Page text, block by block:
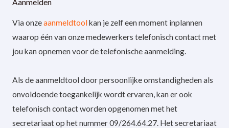
Aanmelden
Via onzeaanmeldtoolkan je zelf een moment inplannen
waarop één van onze medewerkers telefonisch contact met
jou kan opnemen voor de telefonische aanmelding.
Als de aanmeldtool door persoonlijke omstandigheden als
onvoldoende toegankelijk wordt ervaren, kan er ook
telefonisch contact worden opgenomen met het
secretariaat op het nummer 09/264.64.27. Het secretariaat